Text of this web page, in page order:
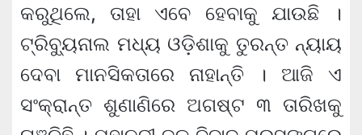
କରୁଥିଲେ, ତାହା ଏବେ ହେବାକୁ ଯାଉଛି ।
ଟ୍ରିବ୍ୟୁନାଲ ମଧ୍ୟ ଓଡ଼ିଶାକୁ ତୁରନ୍ତ ନ୍ୟାୟ
ଦେବା ମାନସିକତାରେ ନାହାନ୍ତି । ଆଜି ଏ
ସଂକ୍ରାନ୍ତ ଶୁଣାଣିରେ ଅଗଷ୍ଟ ୩ ତାରିଖକୁ